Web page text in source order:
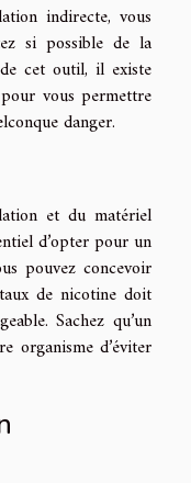
indirecte, vous
si possible de la
cet outil, il existe
vous permettre
danger.
et du matériel
d’opter pour un
pouvez concevoir
de nicotine doit
Sachez qu’un
organisme d’éviter